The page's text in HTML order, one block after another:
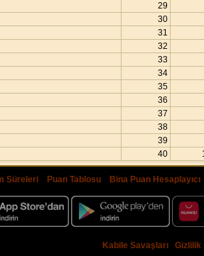
29
30
31
32
33
34
35
36
37
38
39
40
Süreleri| Puan Tablosu| Bina Puan Hesaplayıcı|
Kabile Savaşları| Gizlilik